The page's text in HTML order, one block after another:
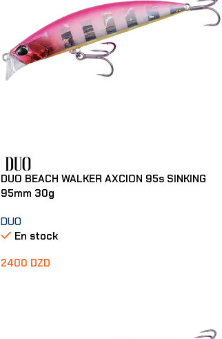
DUO BEACH WALKER AXCION 95s SINKING
95mm 30g
DUO
En stock
2400 DZD